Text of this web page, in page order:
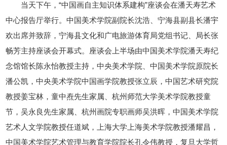
当天下午，“中国画自主知识体系建构”座谈会在潘天寿艺术
中心报告厅举行。中国美术学院副院长沈浩、宁海县副县长潘宇
欢出席并致辞，宁海县文化和广电旅游体育局党组书记、局长张
畅芳主持座谈会开幕式。座谈会上半场由中国美术学院潘天寿纪
念馆馆长陈永怡教授主持，中央美术学院、中国美术学院原院长
潘公凯，中央美术学院中国画学院教授张立辰，中国艺术研究院
教授姜宝林，童中焘先生家属、杭州师范大学美术学院教授童
节，吴永良先生家属、杭州画院专职画师吴洪晖，中国美术学院
艺术人文学院教授任道斌，上海大学上海美术学院教授潘耀昌，
中国美术学院艺术管理与教育学院院长孔令伟教授，复旦大学哲